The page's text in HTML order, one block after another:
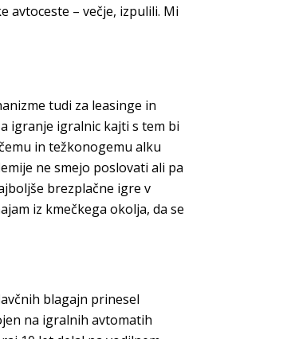
avtoceste – večje, izpulili. Mi
tudi za leasinge in
igranje igralnic kajti s tem bi
in težkonogemu alku
ne smejo poslovati ali pa
brezplačne igre v
iz kmečkega okolja, da se
blagajn prinesel
na igralnih avtomatih